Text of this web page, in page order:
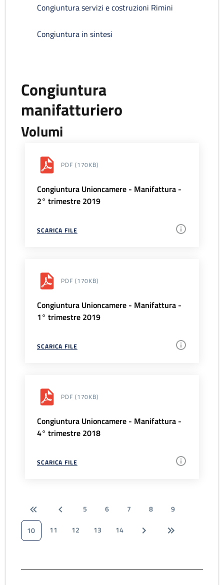
Congiuntura servizi e costruzioni Rimini
Congiuntura in sintesi
Congiuntura
manifatturiero
Volumi
PDF (170KB)
Congiuntura Unioncamere - Manifattura -
2° trimestre 2019
SCARICA FILE
PDF (170KB)
Congiuntura Unioncamere - Manifattura -
1° trimestre 2019
SCARICA FILE
PDF (170KB)
Congiuntura Unioncamere - Manifattura -
4° trimestre 2018
SCARICA FILE
5 6 7 8
9
10
11 12 13 14